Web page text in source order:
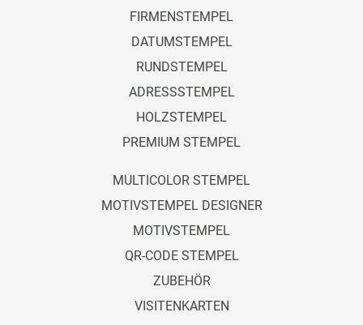
FIRMENSTEMPEL
DATUMSTEMPEL
RUNDSTEMPEL
ADRESSSTEMPEL
HOLZSTEMPEL
PREMIUM STEMPEL
MULTICOLOR STEMPEL
MOTIVSTEMPEL DESIGNER
MOTIVSTEMPEL
QR-CODE STEMPEL
ZUBEHÖR
VISITENKARTEN